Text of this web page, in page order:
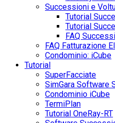
Successioni e
Tutorial
Tutorial
FAQ
FAQ Fatturazione
Condominio: iCube
Tutorial
SuperFacciate
SimGara Software
Condominio iCube
TermiPlan
Tutorial OneRay-RT